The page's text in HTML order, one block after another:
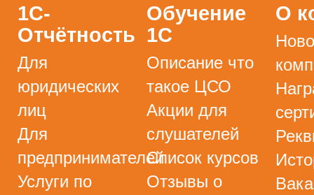
1С-
Отчётность
Для
юридических
лиц
Для
предпринимателей
Услуги по
Обучение
1С
Описание что
такое ЦСО
Акции для
слушателей
Список курсов
Отзывы о
О